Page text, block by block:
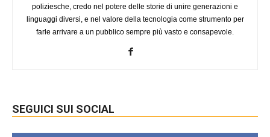
poliziesche, credo nel potere delle storie di unire generazioni e
linguaggi diversi, e nel valore della tecnologia come strumento per
farle arrivare a un pubblico sempre più vasto e consapevole.
SEGUICI SUI SOCIAL